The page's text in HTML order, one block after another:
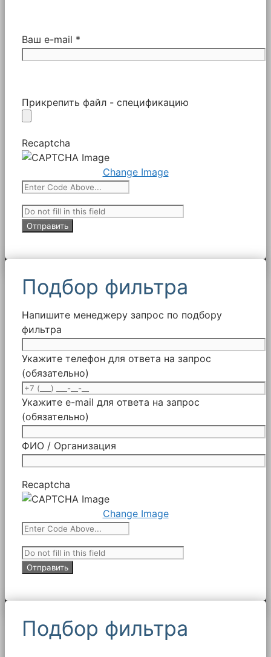
Ваш e-mail *
Прикрепить файл - спецификацию
Recaptcha
Change Image
Подбор фильтра
Напишите менеджеру запрос по подбору
фильтра
Укажите телефон для ответа на запрос
(обязательно)
Укажите e-mail для ответа на запрос
(обязательно)
ФИО / Организация
Recaptcha
Change Image
Подбор фильтра